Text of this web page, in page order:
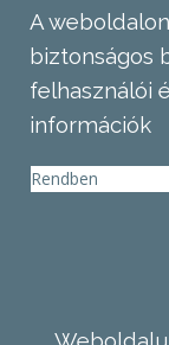
A
biztonságos
felhasználói
információk
Rendben